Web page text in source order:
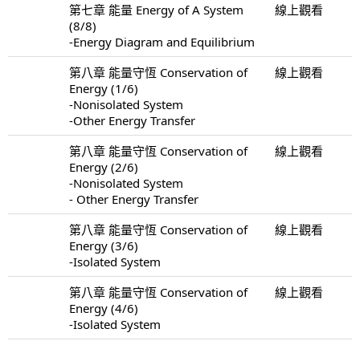
第七章 能量 Energy of A System
(8/8)
-Energy Diagram and Equilibrium
線上觀看
第八章 能量守恆 Conservation of
Energy (1/6)
-Nonisolated System
-Other Energy Transfer
線上觀看
第八章 能量守恆 Conservation of
Energy (2/6)
-Nonisolated System
- Other Energy Transfer
線上觀看
第八章 能量守恆 Conservation of
Energy (3/6)
-Isolated System
線上觀看
第八章 能量守恆 Conservation of
Energy (4/6)
-Isolated System
線上觀看